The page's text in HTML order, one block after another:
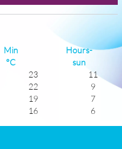
Min
°C
Hours-
sun
23
11
22
9
19
7
16
6